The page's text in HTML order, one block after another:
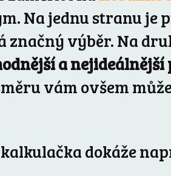
Na jednu stranu je
značný výběr. Na
a nejideálnější
vám ovšem
dokáže